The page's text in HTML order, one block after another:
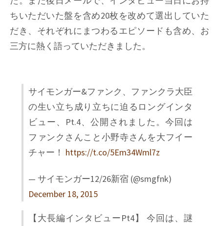
ちいただいた盤を含め20枚を改めて選出していた
だき、それぞれにまつわるエピソードも含め、お
三方に熱く語っていただきました。
サイモンガー&ファンク、ファンクラ大臣
の生い立ち成り立ちに迫るロングインタ
ビュー、Pt.4、公開されました。今回は
ファンクさんこと小野寺さんを大フイー
チャー！ https://t.co/5Em34Wml7z
— サイモンガー12/26新宿 (@smgfnk)
December 18, 2015
【大長編インタビューPt4】 今回は、謎